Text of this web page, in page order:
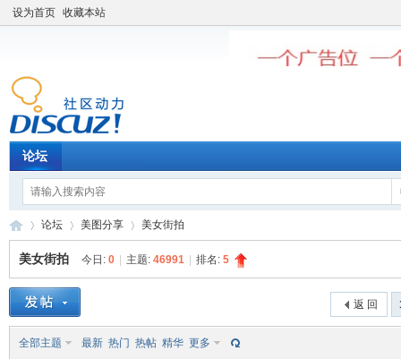
设为首页 收藏本站
论坛
»
论坛
›
美图分享 美女街拍
美女街拍 今日: 0 主题: 46991 排名: 5
返 回
全部主题 最新 热门 热帖 精华 更多